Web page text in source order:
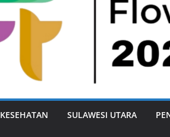
KESEHATAN SULAWESI UTARA